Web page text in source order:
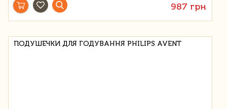
987 грн
ПОДУШЕЧКИ ДЛЯ ГОДУВАННЯ PHILIPS AVENT